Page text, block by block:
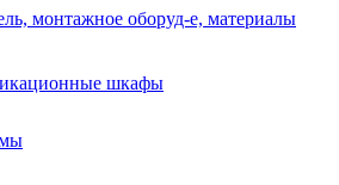
монтажное оборуд-е, материалы
шкафы